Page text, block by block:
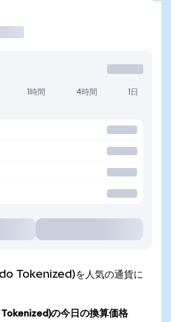
1時間 4時間 1日
Tokenized)を人気の通貨に
の今日の換算価格